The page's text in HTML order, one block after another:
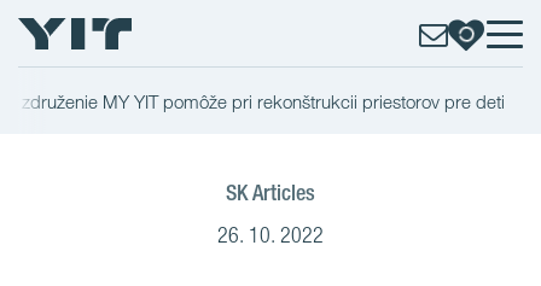
združenie MY YIT pomôže pri rekonštrukcii priestorov pre deti
SK Articles
26. 10. 2022